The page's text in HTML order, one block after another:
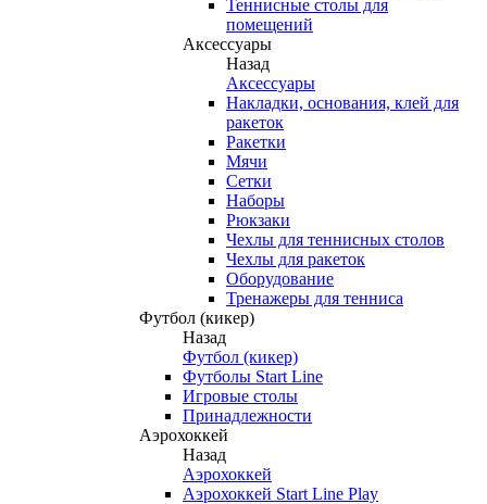
Теннисные столы для
помещений
Аксессуары
Назад
Аксессуары
Накладки, основания, клей для
ракеток
Ракетки
Мячи
Сетки
Наборы
Рюкзаки
Чехлы для теннисных столов
Чехлы для ракеток
Оборудование
Тренажеры для тенниса
Футбол (кикер)
Назад
Футбол (кикер)
Футболы Start Line
Игровые столы
Принадлежности
Аэрохоккей
Назад
Аэрохоккей
Аэрохоккей Start Line Play